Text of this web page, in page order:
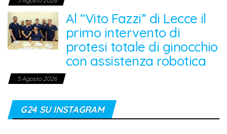
Al “Vito Fazzi” di Lecce il
primo intervento di
protesi totale di ginocchio
con assistenza robotica
5 Agosto 2026
G24 SU INSTAGRAM